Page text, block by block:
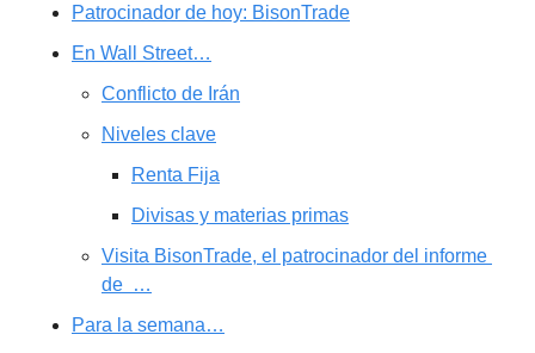
Patrocinador de hoy: BisonTrade
En Wall Street…
Conflicto de Irán
Niveles clave
Renta Fija
Divisas y materias primas
Visita BisonTrade, el patrocinador del informe
de  …
Para la semana…